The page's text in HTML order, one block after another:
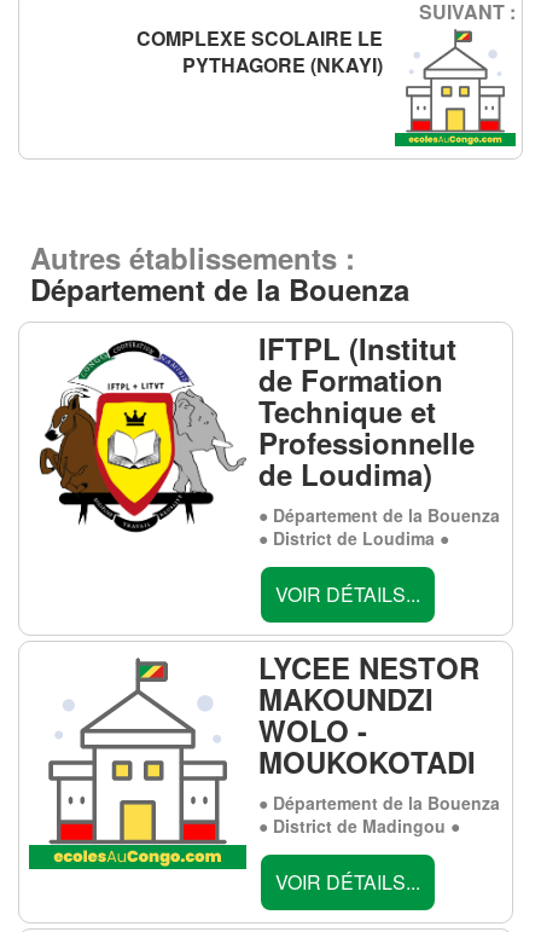
SUIVANT :
COMPLEXE SCOLAIRE LE
PYTHAGORE (NKAYI)
Autres établissements :
Département de la Bouenza
IFTPL (Institut
de Formation
Technique et
Professionnelle
de Loudima)
● Département de la Bouenza
● District de Loudima ●
VOIR DÉTAILS...
LYCEE NESTOR
MAKOUNDZI
WOLO -
MOUKOKOTADI
● Département de la Bouenza
● District de Madingou ●
VOIR DÉTAILS...